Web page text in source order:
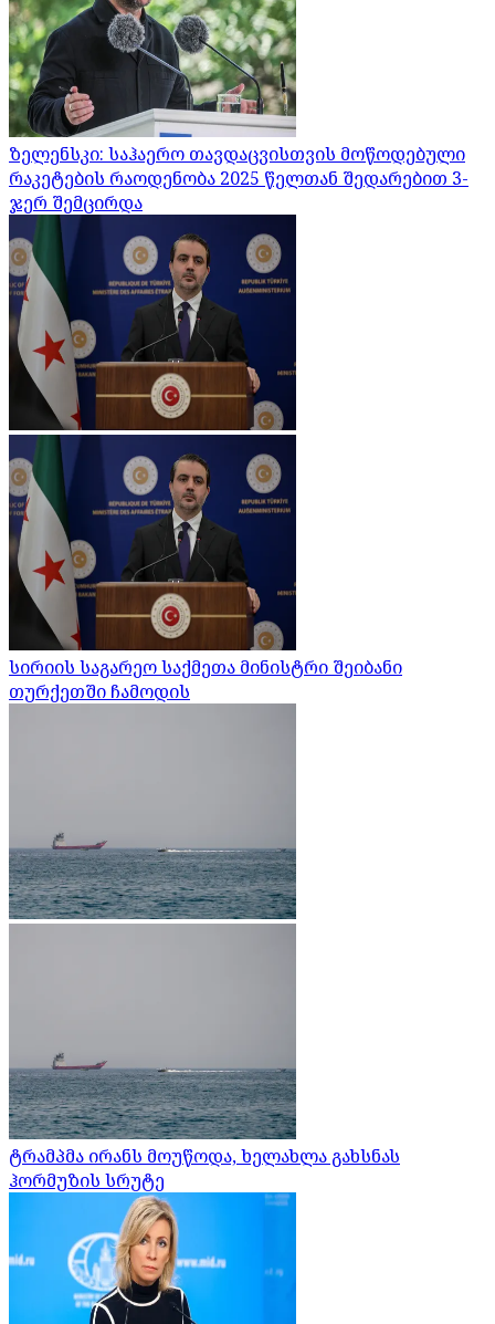
ზელენსკი: საჰაერო თავდაცვისთვის მოწოდებული
რაკეტების რაოდენობა 2025 წელთან შედარებით 3-
ჯერ შემცირდა
სირიის საგარეო საქმეთა მინისტრი შეიბანი
თურქეთში ჩამოდის
ტრამპმა ირანს მოუწოდა, ხელახლა გახსნას
ჰორმუზის სრუტე